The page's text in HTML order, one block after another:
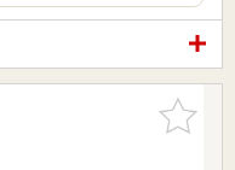
お気に入
りに追加